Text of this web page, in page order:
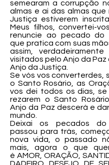
semearam a corrupção
almas e ai das almas que
Justiça estiverem
Meus filhos, convertei-
renuncie ao pecado do
que pratica com suas
assim,
visitados pelo Anjo da Paz
Anjo da Justiça.
Se vós vos converterdes,
o Santo Rosário, as
vos dei todos os dias, se
rezarem o Santo
Anjo da Paz descerá e
mundo.
Deixai os pecados
passou para trás,
nova vida, o passado
mais, agora o que
é AMOR, ORAÇÃO,